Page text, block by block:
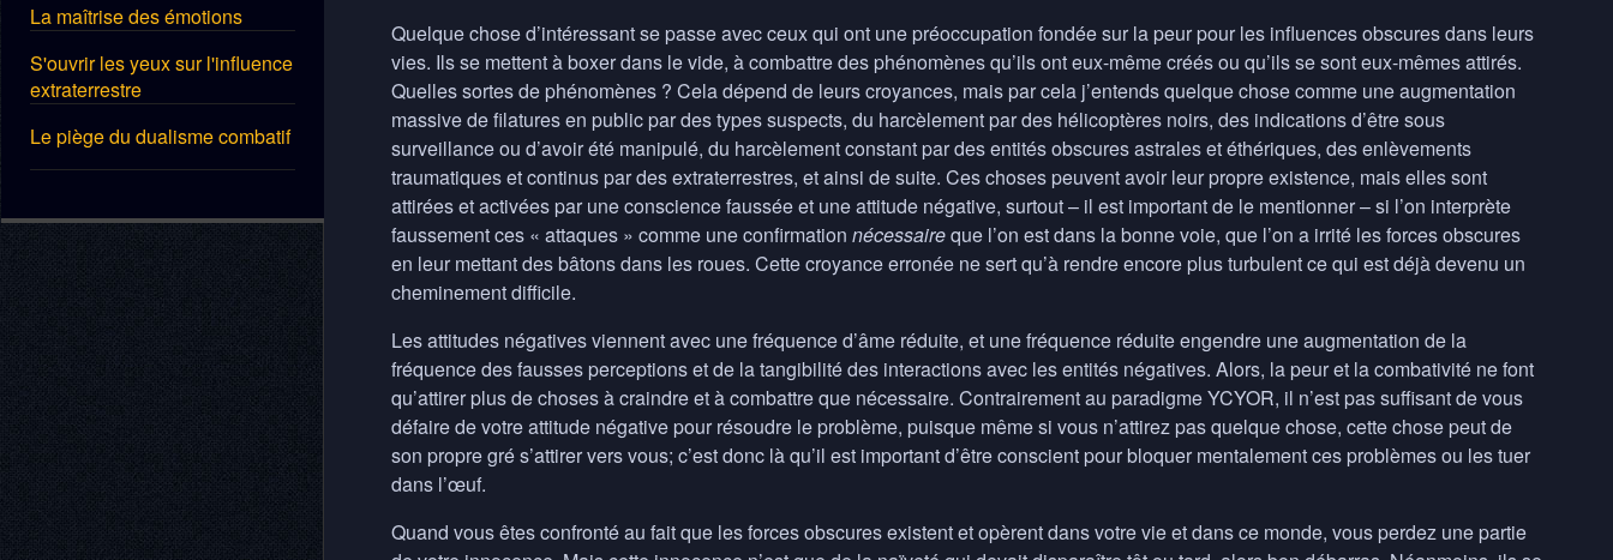
Quelque chose d’intéressant se passe avec ceux qui ont une préoccupation fondée sur la peur pour les influences obscures dans leurs
vies. Ils se mettent à boxer dans le vide, à combattre des phénomènes qu’ils ont eux-même créés ou qu’ils se sont eux-mêmes attirés.
Quelles sortes de phénomènes ? Cela dépend de leurs croyances, mais par cela j’entends quelque chose comme une augmentation
massive de filatures en public par des types suspects, du harcèlement par des hélicoptères noirs, des indications d’être sous
surveillance ou d’avoir été manipulé, du harcèlement constant par des entités obscures astrales et éthériques, des enlèvements
traumatiques et continus par des extraterrestres, et ainsi de suite. Ces choses peuvent avoir leur propre existence, mais elles sont
attirées et activées par une conscience faussée et une attitude négative, surtout – il est important de le mentionner – si l’on interprète
faussement ces « attaques » comme une confirmation nécessaireque l’on est dans la bonne voie, que l’on a irrité les forces obscures
en leur mettant des bâtons dans les roues. Cette croyance erronée ne sert qu’à rendre encore plus turbulent ce qui est déjà devenu un
cheminement difficile.
Les attitudes négatives viennent avec une fréquence d’âme réduite, et une fréquence réduite engendre une augmentation de la
fréquence des fausses perceptions et de la tangibilité des interactions avec les entités négatives. Alors, la peur et la combativité ne font
qu’attirer plus de choses à craindre et à combattre que nécessaire. Contrairement au paradigmeYCYOR, il n’est pas suffisant de vous
défaire de votre attitude négative pour résoudre le problème, puisque même si vous n’attirez pas quelque chose, cette chose peut de
son propre gré s’attirer vers vous; c’est donc là qu’il est important d’être conscient pour bloquer mentalement ces problèmes ou les tuer
dans l’œuf.
Quand vous êtes confronté au fait que les forces obscures existent et opèrent dans votre vie et dans ce monde, vous perdez une partie
La maîtrise des émotions
S'ouvrir les yeux sur l'influence
extraterrestre
Le piège du dualisme combatif